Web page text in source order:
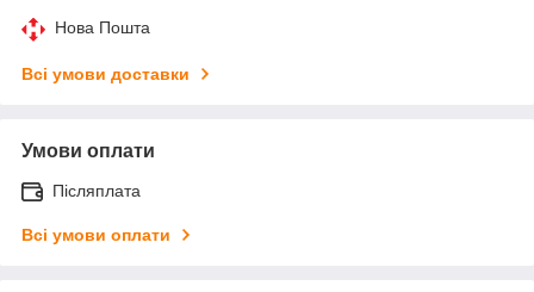
Нова Пошта
Всі умови доставки
Умови оплати
Післяплата
Всі умови оплати